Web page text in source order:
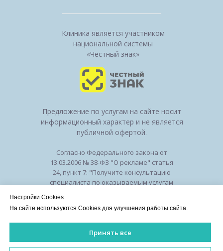
Клиника является участником
национальной системы
«Честный знак»
Предложение по услугам на сайте носит
информационный характер и не является
публичной офертой.
Согласно Федерального закона от
13.03.2006 № 38-ФЗ "О рекламе" статья
24, пункт 7: "Получите консультацию
специалиста по оказываемым услугам
медицинской деятельности № ЛО-50-01-
010294 от 27.11.2018
Оборудование
конфиденциальности
ИМЕЮТСЯ ПРОТИВОПОКАЗАНИЯ. НЕОБХОДИМА
Настройки Cookies
На сайте используются Cookies для улучшения работы сайта.
Принять все